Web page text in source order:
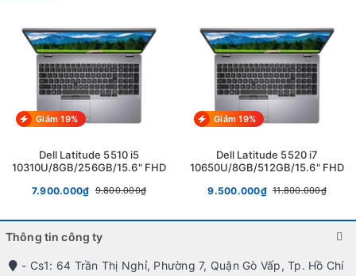
- Miễn phí trọn đời phần mềm.
- - - - - - - - - - - - -- - - - - - - - - - - - - - - - - - - - - - - -
Gia Thụy Store
CS HCM: 64 Trần Thị Nghỉ, p. 7, Q. Gò Vấp, Tp. Hồ Chí Minh.
CS BMT: 24/5 Giải Phóng, p. Tân Thành, Buôn Ma Thuột,
Hotline: 0964256379.
- Laptop Gia Thụy, chuyên
tại Gò Vấp - Hồ Chí
Minh; Buôn Ma Thuột -ĐăkLăk;
Buôn Ma Thuột - Hồ Chí Minh và trên toàn quốc.
Giảm 19%
Dell Latitude 5510 i5
10310U/8GB/256GB/15.6" FHD
7.900.000₫ 9.800.000₫
Giảm 19%
Dell Latitude 5520 i7
10650U/8GB/512GB/15.6" FHD
9.500.000₫ 11.800.000₫
Thông tin công ty
- Cs1: 64 Trần Thị Nghỉ, Phường 7, Quận Gò Vấp, Tp. Hồ Chí